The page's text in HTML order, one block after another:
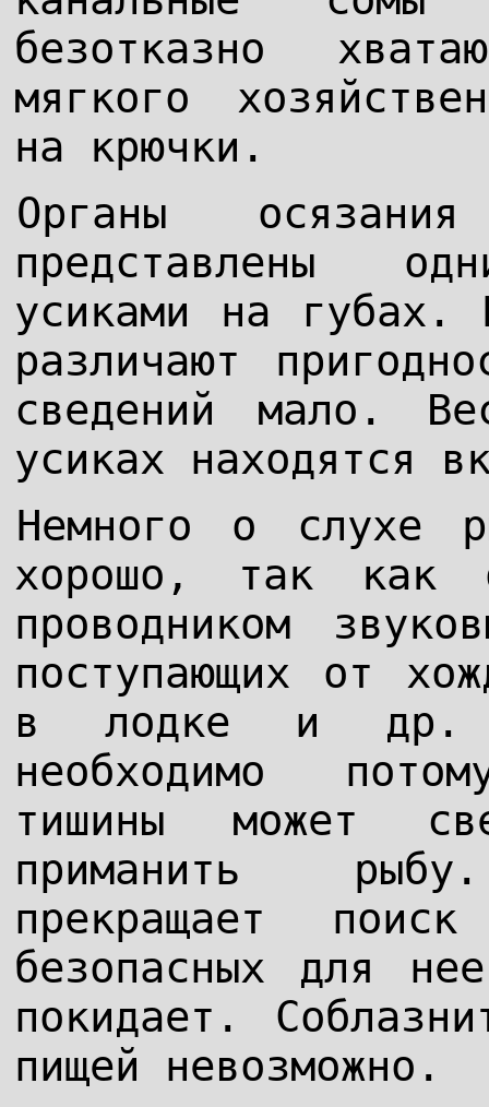
безотказно
мягкого
на крючки.
Органы
представлены
усиками на губах.
различают
сведений мало.
усиках находятся
Немного о слухе
хорошо, так как
проводником
поступающих от
в лодке и др.
необходимо
тишины может
приманить
прекращает
безопасных для
покидает.
пищей невозможно.